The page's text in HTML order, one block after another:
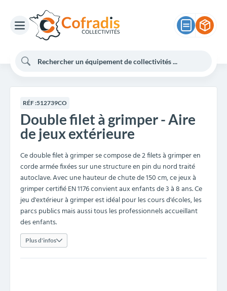
RÉF :512739CO
Double filet à grimper - Aire
de jeux extérieure
Ce double filet à grimper se compose de 2 filets à grimper en
corde armée fixées sur une structure en pin du nord traité
autoclave. Avec une hauteur de chute de 150 cm, ce jeux à
grimper certifié EN 1176 convient aux enfants de 3 à 8 ans. Ce
jeu d'extérieur à grimper est idéal pour les cours d'écoles, les
parcs publics mais aussi tous les professionnels accueillant
des enfants.
Plus d'infos